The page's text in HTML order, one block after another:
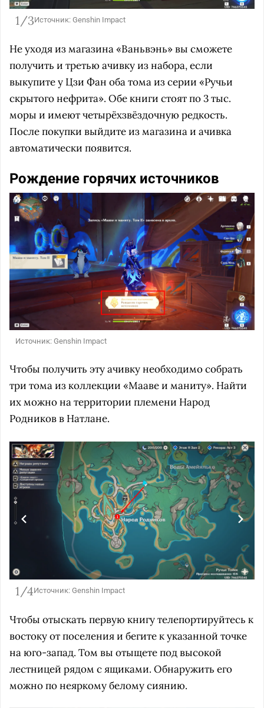
1/3Источник: Genshin Impact
Не уходя из магазина «Ваньвэнь» вы сможете
получить и третью ачивку из набора, если
выкупите у Цзи Фан оба тома из серии «Ручьи
скрытого нефрита». Обе книги стоят по 3 тыс.
моры и имеют четырёхзвёздочную редкость.
После покупки выйдите из магазина и ачивка
автоматически появится.
Рождение горячих источников
Источник: Genshin Impact
Чтобы получить эту ачивку необходимо собрать
три тома из коллекции «Мааве и маниту». Найти
их можно на территории племени Народ
Родников в Натлане.
1/4Источник: Genshin Impact
Чтобы отыскать первую книгу телепортируйтесь к
востоку от поселения и бегите к указанной точке
на юго-запад. Том вы отыщете под высокой
лестницей рядом с ящиками. Обнаружить его
можно по неяркому белому сиянию.